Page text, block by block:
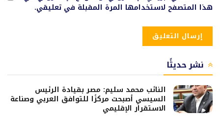
هذا المتصفح لاستخدامها المرة المقبلة في تعليقي.
نشر حديثًا
النائب محمد سليم: مصر بقيادة الرئيس
السيسي أصبحت مركزًا للتوافق العربي وصناعة
الاستقرار الإقليمي